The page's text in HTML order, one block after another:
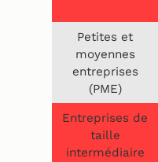
Petites et
moyennes
entreprises
(PME)
Entreprises de
taille
intermédiaire